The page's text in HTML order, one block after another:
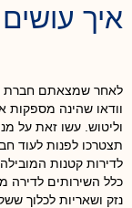
איך
לאחר שמצאתם חברת
וודאו שהינה מספקות
וליטוש. עשו זאת על
תצטרכו לפנות לעוד
לדירות קטנות
כלל השירותים לדירה
נזק ושאריות לכלוך